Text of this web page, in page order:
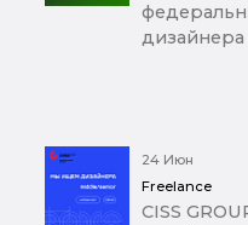
24 Июн
Freelance
CISS